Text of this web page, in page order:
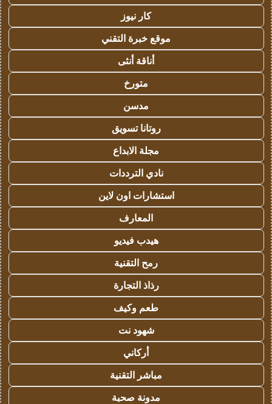
كار نيوز
موقع خبرة التقني
أناقة أنثى
متورخ
مدسن
روتانا تسويق
مجلة الابداع
نادي الترددات
استشارات اون لاين
المعارف
هيدب فيديو
رمح التقنية
رذاذ التجارة
طعم وكيف
شهود نت
أركاني
مباشر التقنية
مدونة صحبة